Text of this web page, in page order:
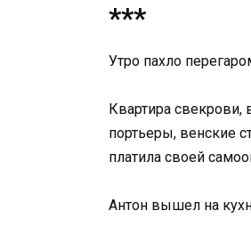
***
Утро пахло
Квартира свекрови,
портьеры, венские
платила своей
Антон вышел на